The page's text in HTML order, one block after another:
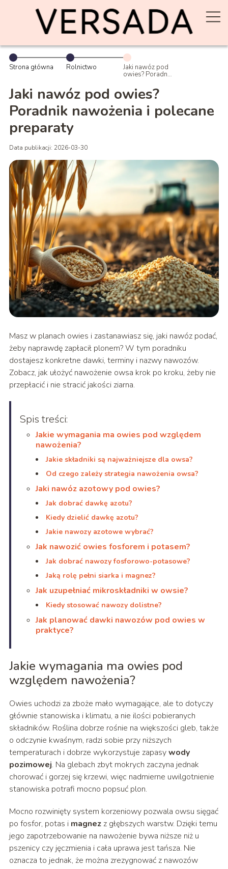
Strona główna Rolnictwo Jaki nawóz pod
owies? Poradnik
polecane
preparaty
Jaki nawóz pod owies?
Poradnik nawożenia i polecane
preparaty
Data publikacji: 2026-03-30
Masz w planach owies i zastanawiasz się, jaki nawóz podać,
żeby naprawdę zapłacił plonem? W tym poradniku
dostajesz konkretne dawki, terminy i nazwy nawozów.
Zobacz, jak ułożyć nawożenie owsa krok po kroku, żeby nie
przepłacić i nie stracić jakości ziarna.
Spis treści:
Jakie wymagania ma owies pod względem
nawożenia?
Jakie składniki są najważniejsze dla owsa?
Od czego zależy strategia nawożenia owsa?
Jaki nawóz azotowy pod owies?
Jak dobrać dawkę azotu?
Kiedy dzielić dawkę azotu?
Jakie nawozy azotowe wybrać?
Jak nawozić owies fosforem i potasem?
Jak dobrać nawozy fosforowo-potasowe?
Jaką rolę pełni siarka i magnez?
Jak uzupełniać mikroskładniki w owsie?
Kiedy stosować nawozy dolistne?
Jak planować dawki nawozów pod owies w
praktyce?
Jakie wymagania ma owies pod
względem nawożenia?
Owies uchodzi za zboże mało wymagające, ale to dotyczy
głównie stanowiska i klimatu, a nie ilości pobieranych
składników. Roślina dobrze rośnie na większości gleb, także
o odczynie kwaśnym, radzi sobie przy niższych
temperaturach i dobrze wykorzystuje zapasywody
pozimowej. Na glebach zbyt mokrych zaczyna jednak
chorować i gorzej się krzewi, więc nadmierne uwilgotnienie
stanowiska potrafi mocno popsuć plon.
Mocno rozwinięty system korzeniowy pozwala owsu sięgać
po fosfor, potas i magnezz głębszych warstw. Dzięki temu
jego zapotrzebowanie na nawożenie bywa niższe niż u
pszenicy czy jęczmienia i cała uprawa jest tańsza. Nie
oznacza to jednak, że można zrezygnować z nawozów